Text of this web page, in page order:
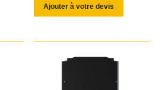
Ajouter à votre devis